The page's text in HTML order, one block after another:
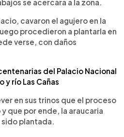
se acercara a la zona.
cavaron el agujero en la
procedieron a plantarla en
verse, con daños
del Palacio Nacional
y río Las Cañas
en sus trinos que el proceso
que por ende, la araucaria
plantada.